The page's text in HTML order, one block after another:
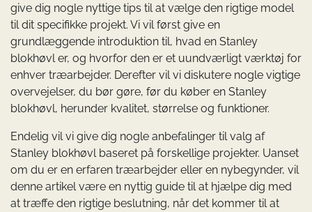
give dig nogle nyttige tips til at vælge den rigtige model
til dit specifikke projekt. Vi vil først give en
grundlæggende introduktion til, hvad en Stanley
blokhøvl er, og hvorfor den er et uundværligt værktøj for
enhver træarbejder. Derefter vil vi diskutere nogle vigtige
overvejelser, du bør gøre, før du køber en Stanley
blokhøvl, herunder kvalitet, størrelse og funktioner.
Endelig vil vi give dig nogle anbefalinger til valg af
Stanley blokhøvl baseret på forskellige projekter. Uanset
om du er en erfaren træarbejder eller en nybegynder, vil
denne artikel være en nyttig guide til at hjælpe dig med
at træffe den rigtige beslutning, når det kommer til at